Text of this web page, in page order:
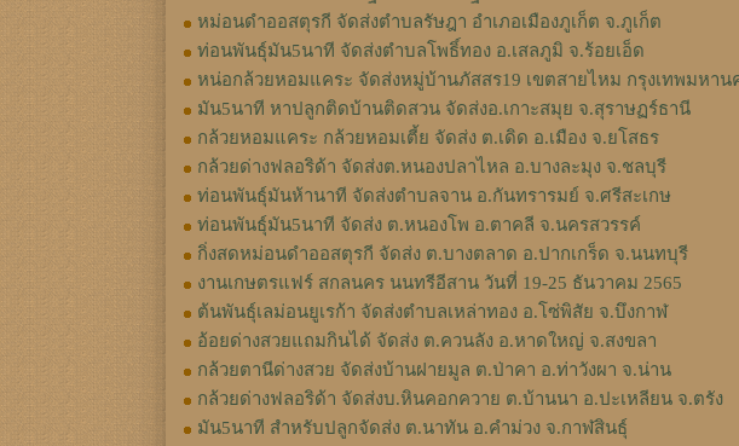
หม่อนดำออสตุรกี จัดส่งตำบลรัษฎา อำเภอเมืองภูเก็ต จ.ภูเก็ต
ท่อนพันธุ์มัน5นาที จัดส่งตำบลโพธิ์ทอง อ.เสลภูมิ จ.ร้อยเอ็ด
หน่อกล้วยหอมแคระ จัดส่งหมู่บ้านภัสสร19 เขตสายไหม กรุงเทพมหาน
มัน5นาที หาปลูกติดบ้านติดสวน จัดส่งอ.เกาะสมุย จ.สุราษฏร์ธานี
กล้วยหอมแคระ กล้วยหอมเตี้ย จัดส่ง ต.เดิด อ.เมือง จ.ยโสธร
กล้วยด่างฟลอริด้า จัดส่งต.หนองปลาไหล อ.บางละมุง จ.ชลบุรี
ท่อนพันธุ์มันห้านาที จัดส่งตำบลจาน อ.กันทรารมย์ จ.ศรีสะเกษ
ท่อนพันธุ์มัน5นาที จัดส่ง ต.หนองโพ อ.ตาคลี จ.นครสวรรค์
กิ่งสดหม่อนดำออสตุรกี จัดส่ง ต.บางตลาด อ.ปากเกร็ด จ.นนทบุรี
งานเกษตรแฟร์ สกลนคร นนทรีอีสาน วันที่ 19-25 ธันวาคม 2565
ต้นพันธุ์เลม่อนยูเรก้า จัดส่งตำบลเหล่าทอง อ.โซ่พิสัย จ.บึงกาฬ
อ้อยด่างสวยแถมกินได้ จัดส่ง ต.ควนลัง อ.หาดใหญ่ จ.สงขลา
กล้วยตานีด่างสวย จัดส่งบ้านฝายมูล ต.ป่าคา อ.ท่าวังผา จ.น่าน
กล้วยด่างฟลอริด้า จัดส่งบ.หินคอกควาย ต.บ้านนา อ.ปะเหลียน จ.ตรัง
มัน5นาที สำหรับปลูกจัดส่ง ต.นาทัน อ.คำม่วง จ.กาฬสินธุ์